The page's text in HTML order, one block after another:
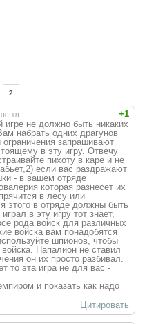
2
+1
игре не должно быть никаких
набрать одних драгунов
запрашивают
в эту игру. Отвечу
пихоту в каре и не
если вас раздражают
- в вашем отряде
которая разнесет их
в лесу или
этого в отряде должны быть
в эту игру тот знает,
рода войск для различных
войска вам понадобятся
шпионов, чтобы
Напалион не ставил
он их просто разбивал.
то эта игра не для вас -
и показать как надо
Цитировать